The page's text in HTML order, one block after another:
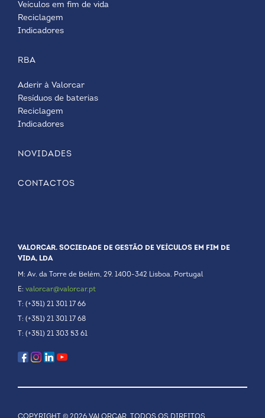
Veículos em fim de vida
Reciclagem
Indicadores
RBA
Aderir à Valorcar
Resíduos de baterias
Reciclagem
Indicadores
NOVIDADES
CONTACTOS
VALORCAR. SOCIEDADE DE GESTÃO DE VEÍCULOS EM FIM DE
VIDA, LDA
M: Av. da Torre de Belém, 29. 1400-342 Lisboa. Portugal
E: valorcar@valorcar.pt
T: (+351) 21 301 17 66
T: (+351) 21 301 17 68
T: (+351) 21 303 53 61